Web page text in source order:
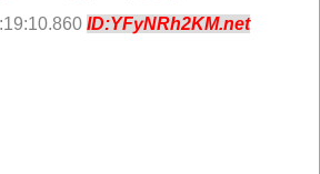
ID:YFyNRh2KM.net